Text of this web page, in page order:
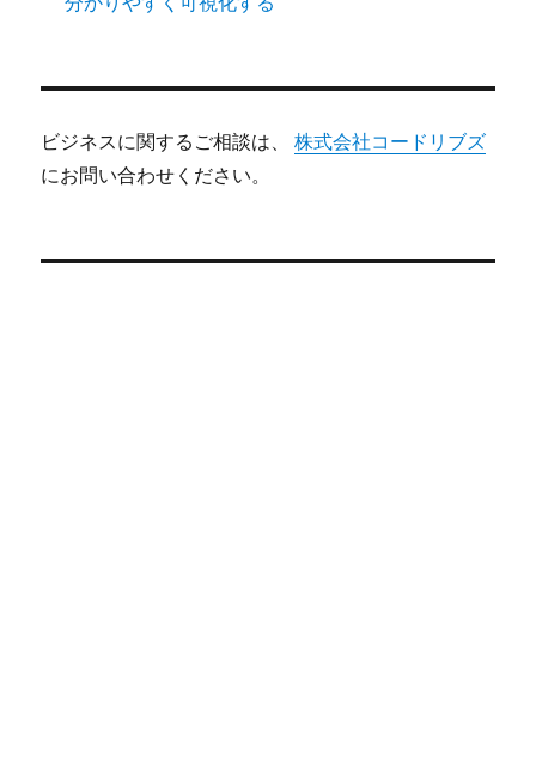
ビジネスに関するご相談は、株式会社コードリブズ
にお問い合わせください。